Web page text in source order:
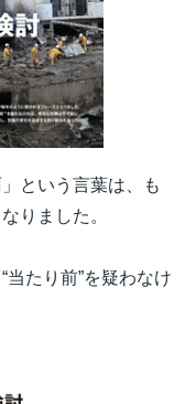
という言葉は、も
りました。
たり前”を疑わなけ